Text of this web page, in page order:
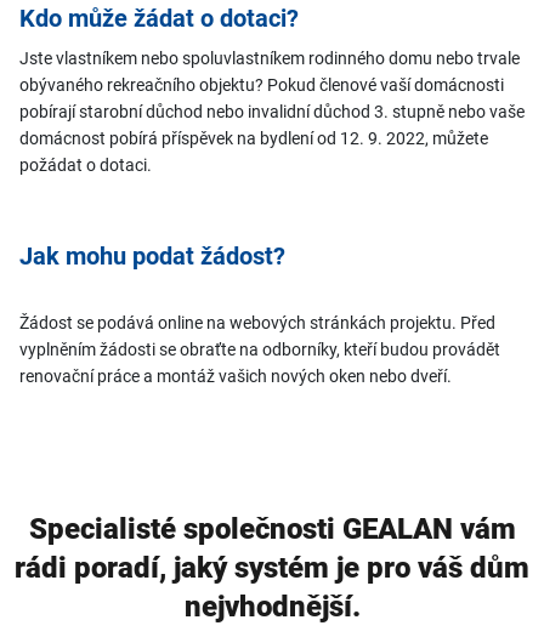
Kdo může žádat o dotaci?
Jste vlastníkem nebo spoluvlastníkem rodinného domu nebo trvale
obývaného rekreačního objektu? Pokud členové vaší domácnosti
pobírají starobní důchod nebo invalidní důchod 3. stupně nebo vaše
domácnost pobírá příspěvek na bydlení od 12. 9. 2022, můžete
požádat o dotaci.
Jak mohu podat žádost?
Žádost se podává online na webových stránkách projektu. Před
vyplněním žádosti se obraťte na odborníky, kteří budou provádět
renovační práce a montáž vašich nových oken nebo dveří.
Specialisté společnosti GEALAN vám
rádi poradí, jaký systém je pro váš dům
nejvhodnější.